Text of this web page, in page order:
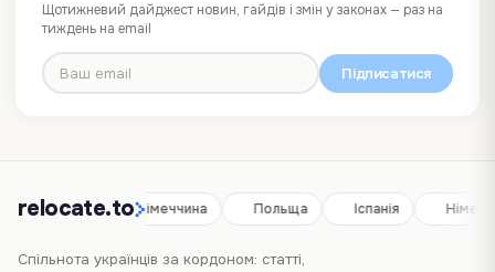
Щотижневий дайджест новин, гайдів і змін у законах — раз на
тиждень на email
Підписатися
relocate.to
Іспанія Німеччина Польща Іспанія
Спільнота українців за кордоном: статті,